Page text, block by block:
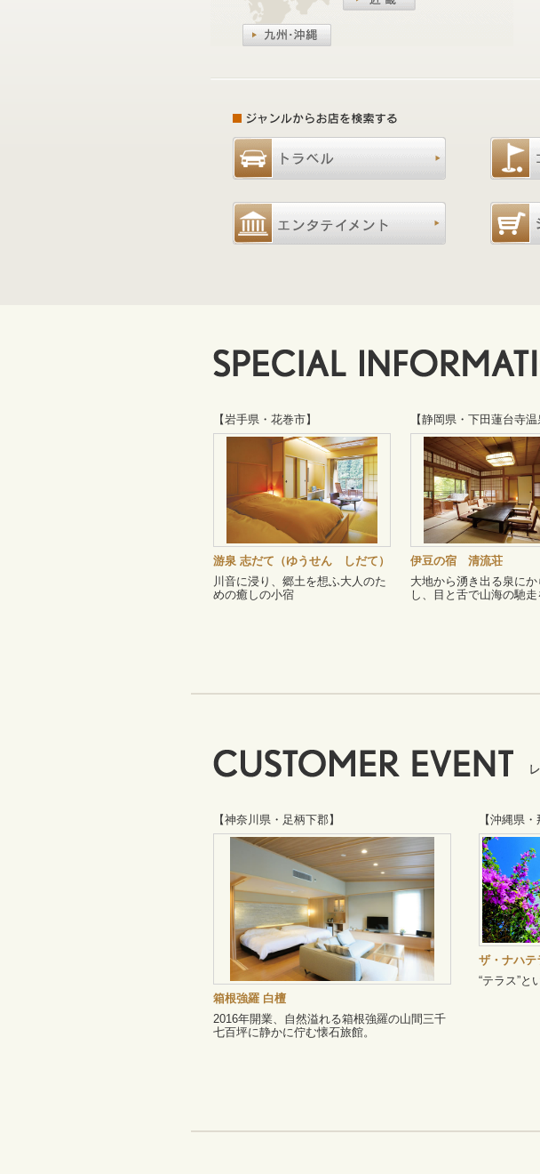
【岩手県・花巻市】
游泉 志だて（ゆうせん しだて）
川音に浸り、郷土を想ふ大人のた
めの癒しの小宿
【静岡県・下田蓮台寺温
伊豆の宿 清流荘
大地から湧き出る泉に
し、目と舌で山海の馳走
【神奈川県・足柄下郡】
箱根強羅 白檀
2016年開業、自然溢れる箱根強羅の山間三千
七百坪に静かに佇む懐石旅館。
【沖縄県・
ザ・ナハテ
“テラス”と